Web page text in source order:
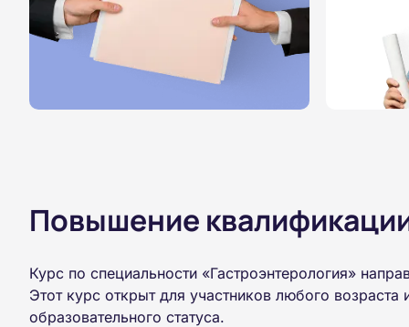
Повышение
Курс по специальности «Гастроэнтерология»
Этот курс открыт для участников любого
образовательного статуса.